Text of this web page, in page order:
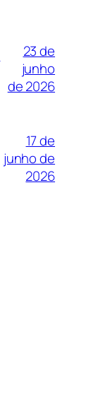
23 de
junho
de 2026
17 de
junho de
2026